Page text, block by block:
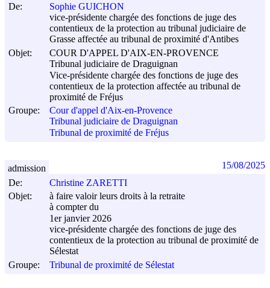
De:
Sophie GUICHON
vice-présidente chargée des fonctions de juge des
contentieux de la protection au tribunal judiciaire de
Grasse affectée au tribunal de proximité d'Antibes
Objet:
COUR D'APPEL D'AIX-EN-PROVENCE
Tribunal judiciaire de Draguignan
Vice-présidente chargée des fonctions de juge des
contentieux de la protection affectée au tribunal de
proximité de Fréjus
Groupe:
Cour d'appel d'Aix-en-Provence
Tribunal judiciaire de Draguignan
Tribunal de proximité de Fréjus
De:
Christine ZARETTI
Objet:
à faire valoir leurs droits à la retraite
à compter du
1er janvier 2026
vice-présidente chargée des fonctions de juge des
contentieux de la protection au tribunal de proximité de
Sélestat
Groupe:
Tribunal de proximité de Sélestat
admission 15/08/2025